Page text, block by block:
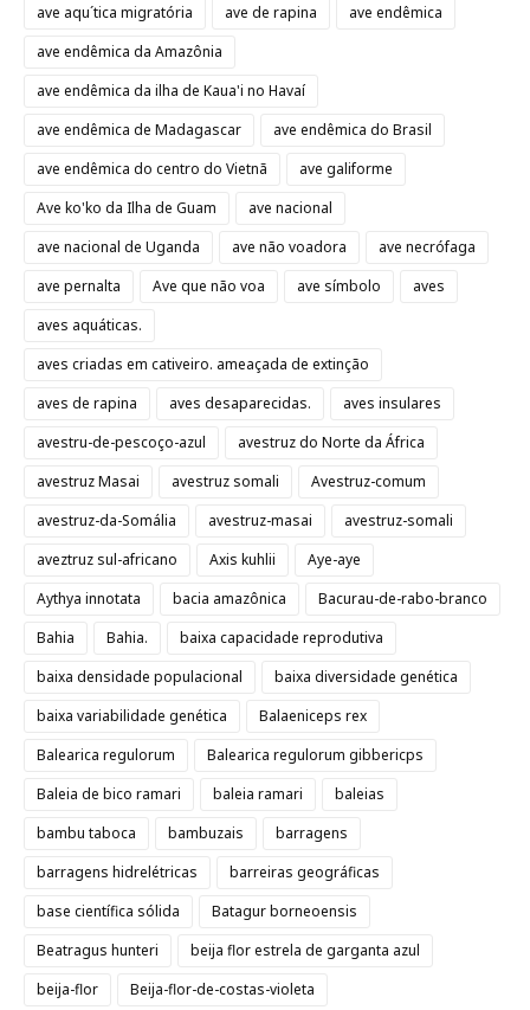
ave aqu´tica migratória
ave de rapina
ave endêmica
ave endêmica da Amazônia
ave endêmica da ilha de Kaua'i no Havaí
ave endêmica de Madagascar
ave endêmica do Brasil
ave endêmica do centro do Vietnã
ave galiforme
Ave ko'ko da Ilha de Guam
ave nacional
ave nacional de Uganda
ave não voadora
ave necrófaga
ave pernalta
Ave que não voa ave símbolo
aves
aves aquáticas.
aves criadas em cativeiro. ameaçada de extinção
aves de rapina
aves desaparecidas.
aves insulares
avestru-de-pescoço-azul
avestruz do Norte da África
avestruz Masai
avestruz somali
Avestruz-comum
avestruz-da-Somália
avestruz-masai
avestruz-somali
aveztruz sul-africano
Axis kuhlii
Aye-aye
Aythya innotata
bacia amazônica
Bacurau-de-rabo-branco
Bahia
Bahia.
baixa capacidade reprodutiva
baixa densidade populacional
baixa diversidade genética
baixa variabilidade genética
Balaeniceps rex
Balearica regulorum
Balearica regulorum gibbericps
Baleia de bico ramari
baleia ramari
baleias
bambu taboca
bambuzais
barragens
barragens hidrelétricas
barreiras geográficas
base científica sólida
Batagur borneoensis
Beatragus hunteri
beija flor estrela de garganta azul
beija-flor
Beija-flor-de-costas-violeta